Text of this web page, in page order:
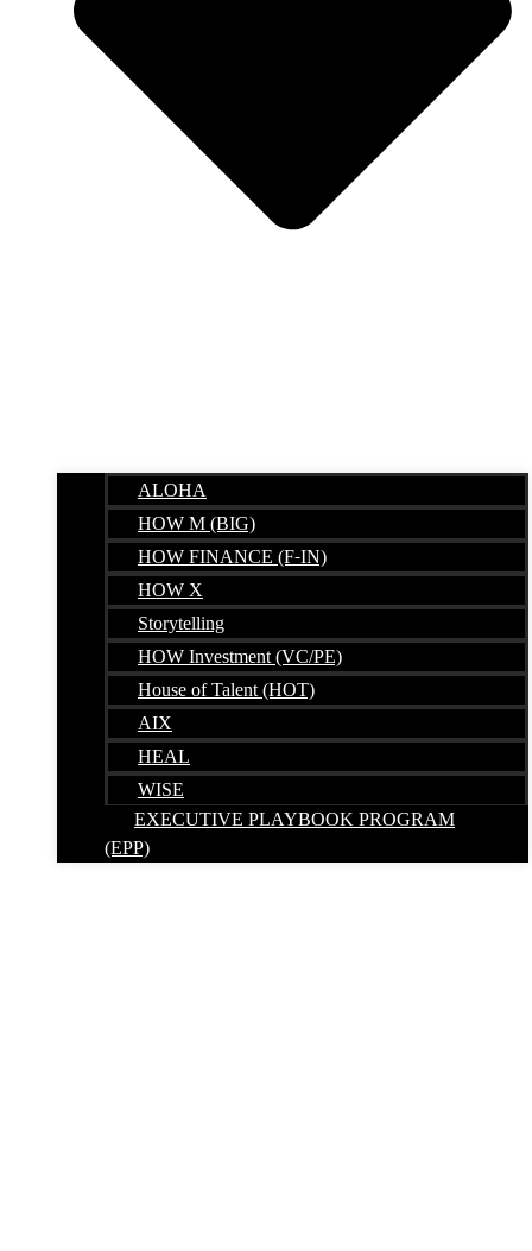
ALOHA
HOW M (BIG)
HOW FINANCE (F-IN)
HOW X
Storytelling
HOW Investment (VC/PE)
House of Talent (HOT)
AIX
HEAL
WISE
EXECUTIVE PLAYBOOK PROGRAM
(EPP)